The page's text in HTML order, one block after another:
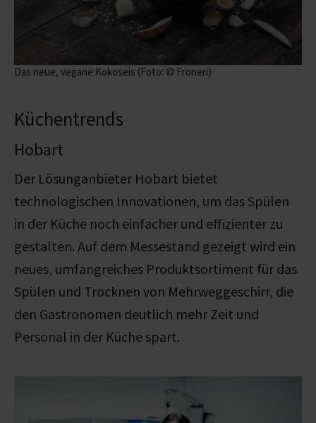
Das neue, vegane Kokoseis (Foto: © Froneri)
Küchentrends
Hobart
Der Lösunganbieter Hobart bietet
technologischen Innovationen, um das Spülen
in der Küche noch einfacher und effizienter zu
gestalten. Auf dem Messestand gezeigt wird ein
neues, umfangreiches Produktsortiment für das
Spülen und Trocknen von Mehrweggeschirr, die
den Gastronomen deutlich mehr Zeit und
Personal in der Küche spart.